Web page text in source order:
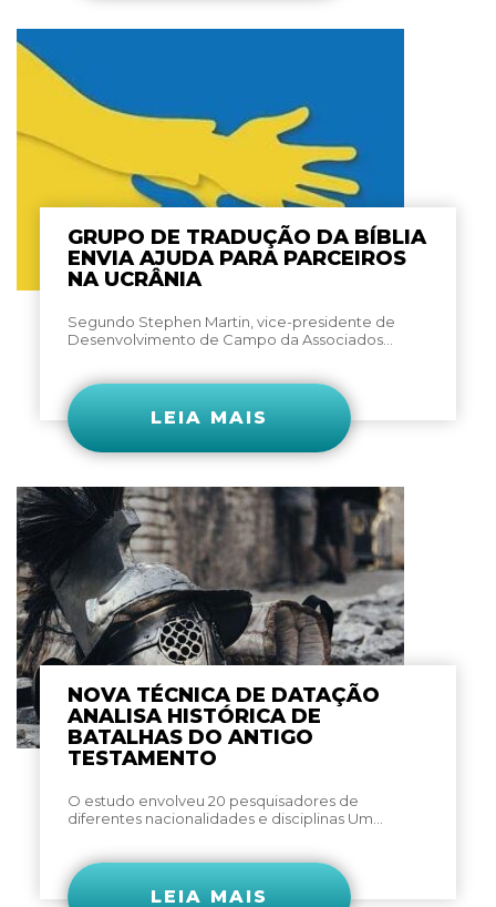
GRUPO DE TRADUÇÃO DA BÍBLIA
ENVIA AJUDA PARA PARCEIROS
NA UCRÂNIA
Segundo Stephen Martin, vice-presidente de
Desenvolvimento de Campo da Associados...
LEIA MAIS
NOVA TÉCNICA DE DATAÇÃO
ANALISA HISTÓRICA DE
BATALHAS DO ANTIGO
TESTAMENTO
O estudo envolveu 20 pesquisadores de
diferentes nacionalidades e disciplinas Um...
LEIA MAIS